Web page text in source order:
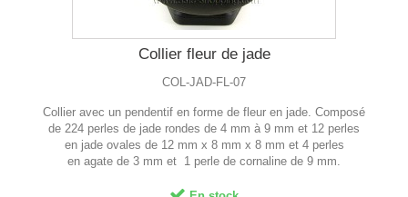
Collier fleur de jade
COL-JAD-FL-07
Collier avec un pendentif en forme de fleur en jade. Composé
de 224 perles de jade rondes de 4 mm à 9 mm et 12 perles
en jade ovales de 12 mm x 8 mm x 8 mm et 4 perles
en agate de 3 mm et 1 perle de cornaline de 9 mm.